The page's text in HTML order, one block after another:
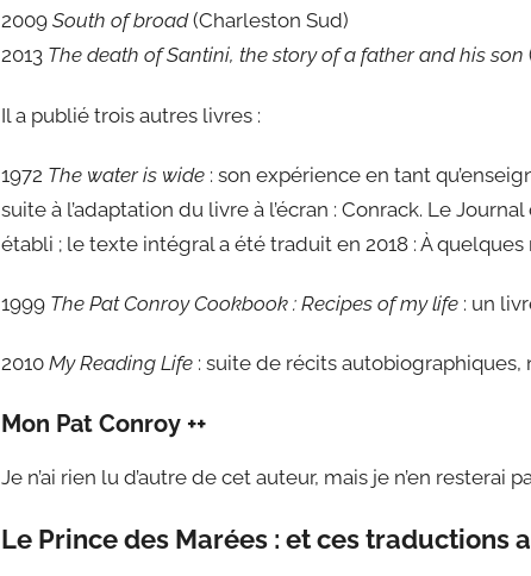
2009South of broad(Charleston Sud)
2013 The death of Santini, the story of a father and his son
Il a publié trois autres livres :
1972 The water is wide : son expérience en tant
suite à l’adaptation du livre à l’écran : Conrack. Le
établi ; le texte intégral a été traduit en 2018 : À
1999 The Pat Conroy Cookbook : Recipes of my life : un
2010My Reading Life : suite de récits autobiographiques,
Mon Pat Conroy ++
Je n’ai rien lu d’autre de cet auteur, mais je n’en resterai
Le Prince des Marées : et ces traductions